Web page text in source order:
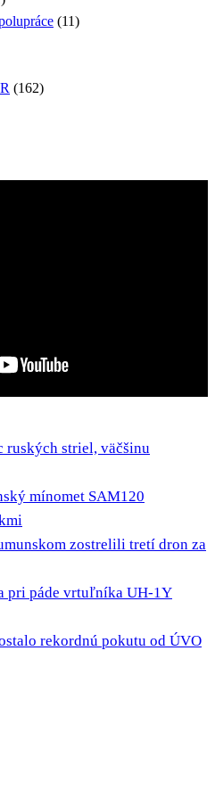
(11)
(162)
striel, väčšinu
mínomet SAM120
zostrelili tretí dron za
pri páde vrtuľníka UH-1Y
rekordnú pokutu od ÚVO